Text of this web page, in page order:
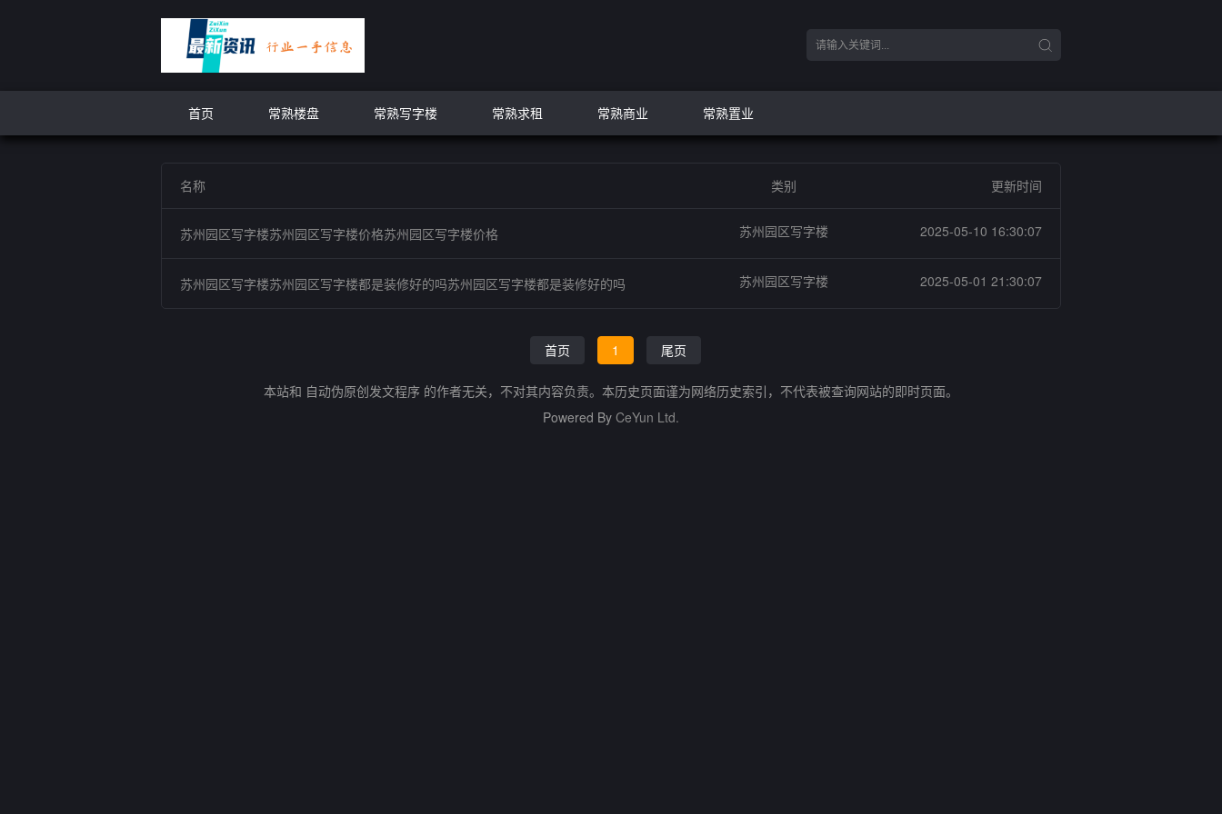
首页 常熟楼盘 常熟写字楼 常熟求租 常熟商业 常熟置业
名称 类别 更新时间
苏州园区写字楼苏州园区写字楼价格苏州园区写字楼价格 苏州园区写字楼 2025-05-10 16:30:07
苏州园区写字楼苏州园区写字楼都是装修好的吗苏州园区写字楼都是装修好的吗 苏州园区写字楼 2025-05-01 21:30:07
首页 1 尾页
本站和 自动伪原创发文程序 的作者无关，不对其内容负责。本历史页面谨为网络历史索引，不代表被查询网站的即时页面。
Powered By CeYun Ltd.